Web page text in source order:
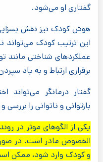
گفتاری او می‌شود.
هوش کودک نیز نقش بسزایی
این ترتیب کودک می‌تواند
عملکردهای شناختی مانند
برقراری ارتباط و به یاد
گفتار درمانگر می‌تواند
بازتوانی و ناتوانی را بررسی
یکی از الگوهای موثر در
الخصوص مادر است. در
و کودک وارد شود، ممکن